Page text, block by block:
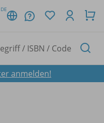
DE
anmelden!